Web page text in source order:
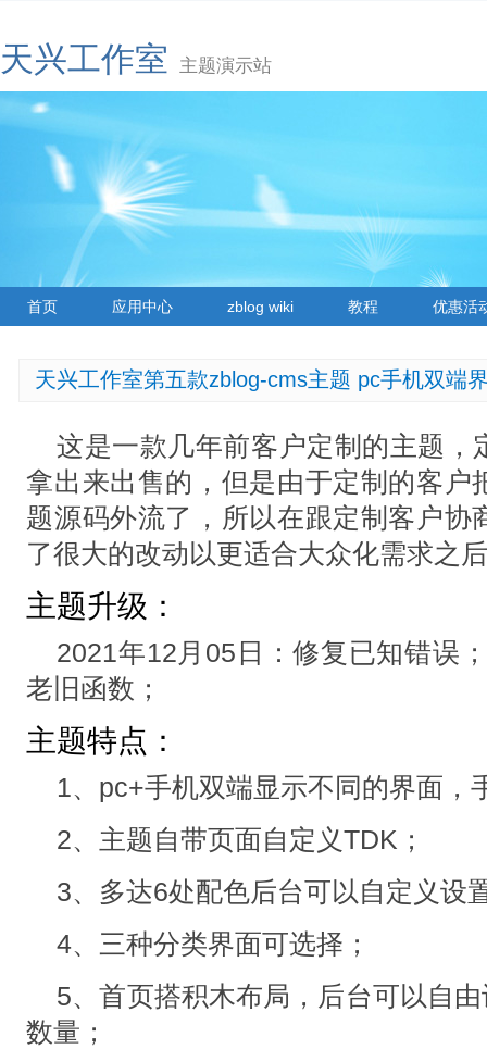
天兴工作室 主题演示站
首页 应用中心 zblog wiki 教程 优惠活
天兴工作室第五款zblog-cms主题 pc手机双端
这是一款几年前客户定制的主题，
拿出来出售的，但是由于定制的客户
题源码外流了，所以在跟定制客户协
了很大的改动以更适合大众化需求之
主题升级：
2021年12月05日：修复已知错误
老旧函数；
主题特点：
1、pc+手机双端显示不同的界面，
2、主题自带页面自定义TDK；
3、多达6处配色后台可以自定义设
4、三种分类界面可选择；
5、首页搭积木布局，后台可以自
数量；